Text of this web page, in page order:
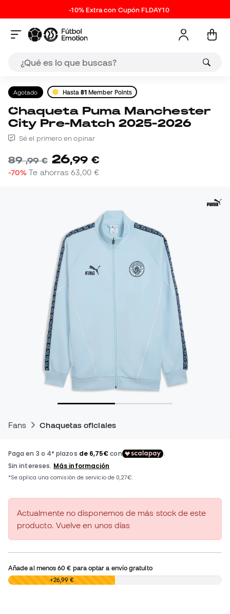
-10% Extra con Cupón FLDAY10
Agotado Hasta81 Member Points
Chaqueta Puma Manchester
City Pre-Match 2025-2026
Sé el primero en opinar
89,99 € 26,99 €
-70% Te ahorras63,00 €
Fans Chaquetas oficiales
Actualmente no disponemos de más stock de este
producto. Vuelve en unos días
Añade al menos60 € para optar a envío gratuito
0,00 € +26,99 €